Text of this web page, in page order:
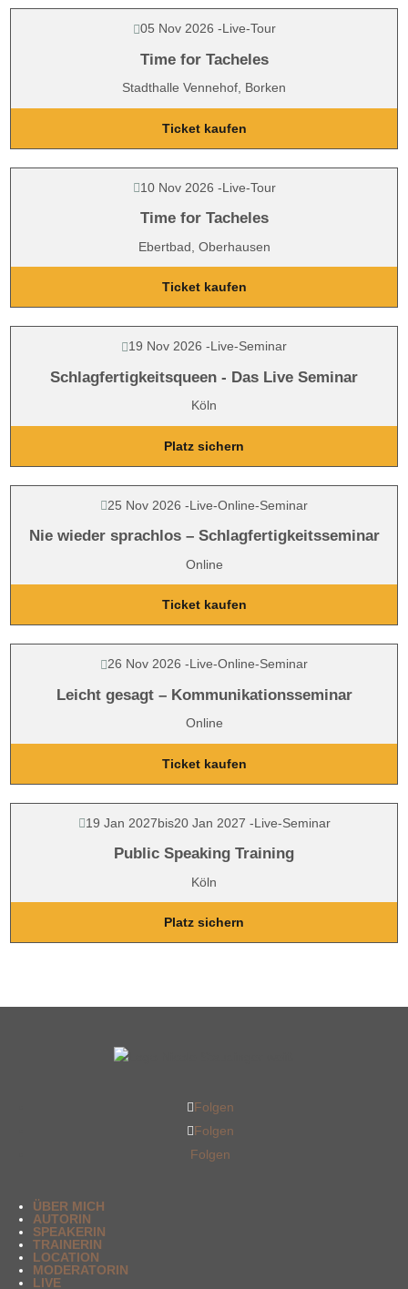
05 Nov 2026 -Live-Tour
Time for Tacheles
Stadthalle Vennehof, Borken
Ticket kaufen
10 Nov 2026 -Live-Tour
Time for Tacheles
Ebertbad, Oberhausen
Ticket kaufen
19 Nov 2026 -Live-Seminar
Schlagfertigkeitsqueen - Das Live Seminar
Köln
Platz sichern
25 Nov 2026 -Live-Online-Seminar
Nie wieder sprachlos – Schlagfertigkeitsseminar
Online
Ticket kaufen
26 Nov 2026 -Live-Online-Seminar
Leicht gesagt – Kommunikationsseminar
Online
Ticket kaufen
19 Jan 2027bis20 Jan 2027 -Live-Seminar
Public Speaking Training
Köln
Platz sichern
Folgen
Folgen
Folgen
ÜBER MICH
AUTORIN
SPEAKERIN
TRAINERIN
LOCATION
MODERATORIN
LIVE